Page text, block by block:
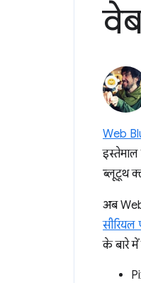
Web
ब्लूटूथ
अब
सीरियल
के बारे में